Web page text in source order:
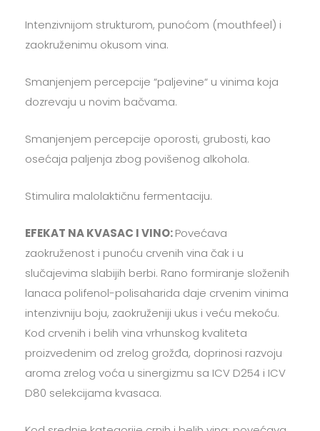
Intenzivnijom strukturom, punoćom (mouthfeel) i
zaokruženimu okusom vina.
Smanjenjem percepcije “paljevine“ u vinima koja
dozrevaju u novim bačvama.
Smanjenjem percepcije oporosti, grubosti, kao
osećaja paljenja zbog povišenog alkohola.
Stimulira malolaktičnu fermentaciju.
EFEKAT NA KVASAC I VINO:Povećava
zaokruženost i punoću crvenih vina čak i u
slučajevima slabijih berbi. Rano formiranje složenih
lanaca polifenol-polisaharida daje crvenim vinima
intenzivniju boju, zaokruženiji ukus i veću mekoću.
Kod crvenih i belih vina vrhunskog kvaliteta
proizvedenim od zrelog grožđa, doprinosi razvoju
aroma zrelog voća u sinergizmu sa ICV D254 i ICV
D80 selekcijama kvasaca.